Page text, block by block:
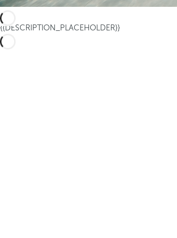
{{DESCRIPTION_PLACEHOLDER}}